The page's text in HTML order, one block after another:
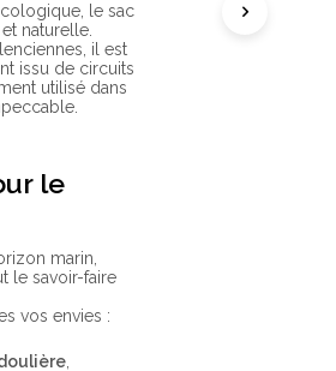
le sac
naturelle.
il est
issu de circuits
utilisé dans
le
marin,
le savoir-faire
vos envies :
,